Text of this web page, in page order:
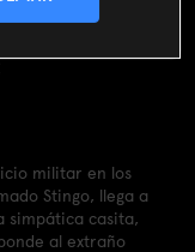
militar en los
Stingo, llega a
simpática casita,
al extraño